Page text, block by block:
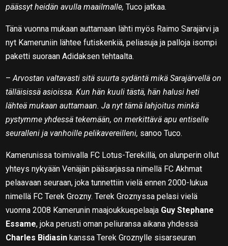
päässyt heidän avulla maailmalle, Tuco jatkaa.
Tänä vuonna mukaan auttamaan lähti myös Raimo Sarajärvi ja
nyt Kameruniin lähtee futiskenkiä, peliasuja ja palloja isompi
paketti suoraan Adidaksen tehtaalta.
–Arvostan valtavasti sitä suurta sydäntä mikä Sarajärvellä on
tälläisissä asioissa. Kun hän kuuli tästä, hän halusi heti
lähteä mukaan auttamaan. Ja nyt tämä lahjoitus minkä
pystymme yhdessä tekemään, on merkittävä apu entiselle
seuralleni ja vanhoille pelikavereilleni, sanoo Tuco.
Kamerunissa toimivalla FC Lotus-Terekillä, on alunperin ollut
yhteys nykyään Venäjän pääsarjassa nimellä FC Akhmat
pelaavaan seuraan, joka tunnettiin vielä ennen 2000-lukua
nimellä FC Terek Grozny. Terek Groznyssa pelasi vielä
vuonna 2008 Kamerunin maajoukkuepelaaja Guy Stephane
Essame, joka perusti oman peliuransa aikana yhdessä
Charles Bidiasin kanssa Terek Groznylle sisarseuran